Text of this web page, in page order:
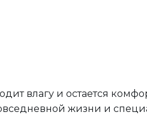
влагу и остается
жизни и